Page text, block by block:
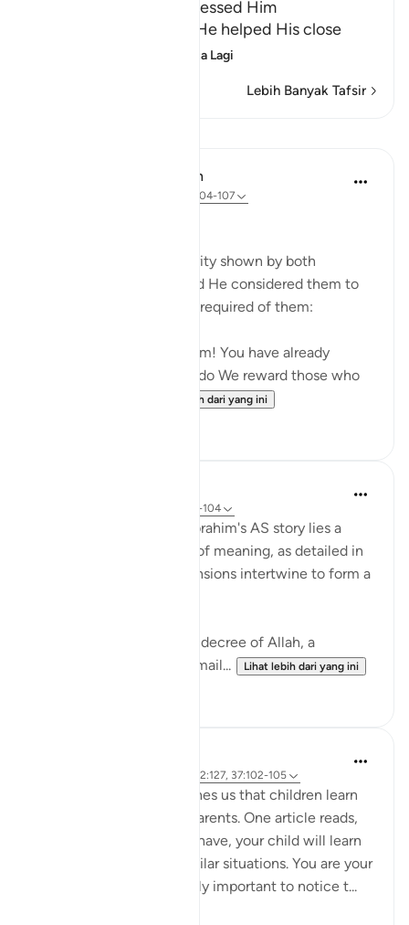
Isma`il, and how Allah blessed Him
Allah tells us that after He helped His close
Baca Lagi
Lebih Banyak Tafsir
In the Shade of the Quran
ayat 37:104-107
God witnessed the sincerity shown by both
Abraham and Ishmael, and He considered them to
have fulfilled all that was required of them:
'We called to him: Abraham! You have already
fulfilled the dream.' Thus do We reward those who
Lihat lebih dari yang ini
ayat 37:101-104
In the grand tapestry of Ibrahim's AS story lies a
narrative rich with layers of meaning, as detailed in
Surah Saffat. Three dimensions intertwine to form a
Firstly, there is the divine decree of Allah, a
command (to sacrifice Ismail...
Lihat lebih dari yang ini
ayat 22:78, 2:127, 37:102-105
Modern psychology teaches us that children learn
through observing their parents. One article reads,
'By watching how you behave, your child will learn
about how to react in similar situations. You are your
child’s role model. It’s really important to notice t...